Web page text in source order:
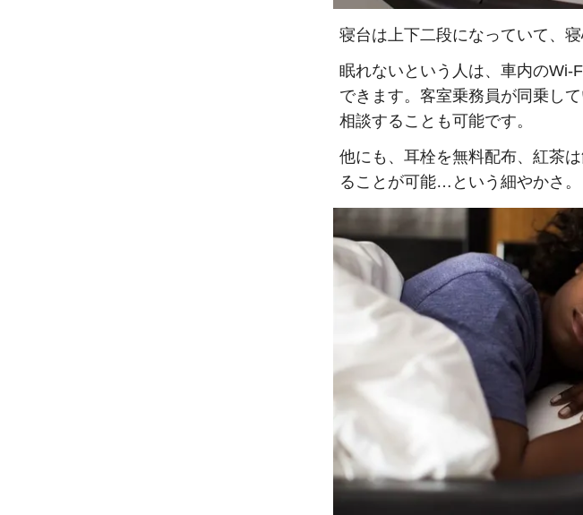
寝台は上下二段になっていて、
眠れないという人は、車内のWi-
できます。客室乗務員が同乗し
相談することも可能です。
他にも、耳栓を無料配布、紅茶
ることが可能…という細やかさ。